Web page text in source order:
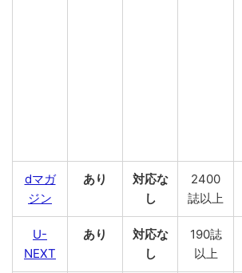
dマガ
ジン
あり
対応な
し
2400
誌以上
U-
NEXT
あり
対応な
し
190誌
以上